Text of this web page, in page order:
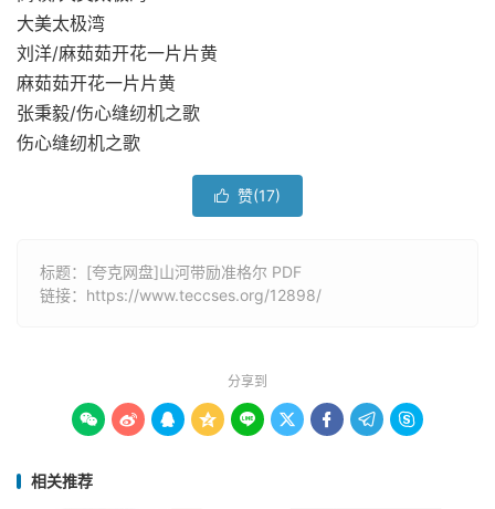
大美太极湾
刘洋/麻茹茹开花一片片黄
麻茹茹开花一片片黄
张秉毅/伤心缝纫机之歌
伤心缝纫机之歌
 赞(17)
标题：[夸克网盘]山河带励准格尔 PDF
链接： https://www.teccses.org/12898/
分享到
        
相关推荐